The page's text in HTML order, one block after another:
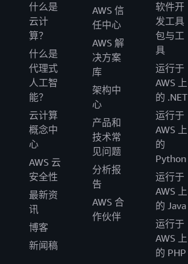
什么是
云计
算？
什么是
代理式
人工智
能？
云计算
概念中
心
AWS 云
安全性
最新资
讯
博客
新闻稿
AWS 信
任中心
AWS 解
决方案
库
架构中
心
产品和
技术常
见问题
分析报
告
AWS 合
作伙伴
软件开
发工具
包与工
具
运行于
AWS 上
的 .NET
运行于
AWS 上
的
Python
运行于
AWS 上
的 Java
运行于
AWS 上
的 PHP